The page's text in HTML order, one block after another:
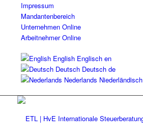
Impressum
Mandantenbereich
Unternehmen Online
Arbeitnehmer Online
English Englisch en
Deutsch Deutsch de
Nederlands Niederländisch